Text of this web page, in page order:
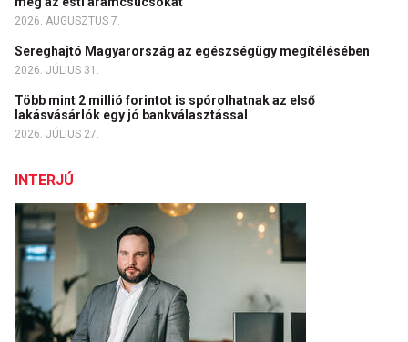
2026. AUGUSZTUS 7.
Sereghajtó Magyarország az egészségügy megítélésében
2026. JÚLIUS 31.
Több mint 2 millió forintot is spórolhatnak az első
lakásvásárlók egy jó bankválasztással
2026. JÚLIUS 27.
INTERJÚ